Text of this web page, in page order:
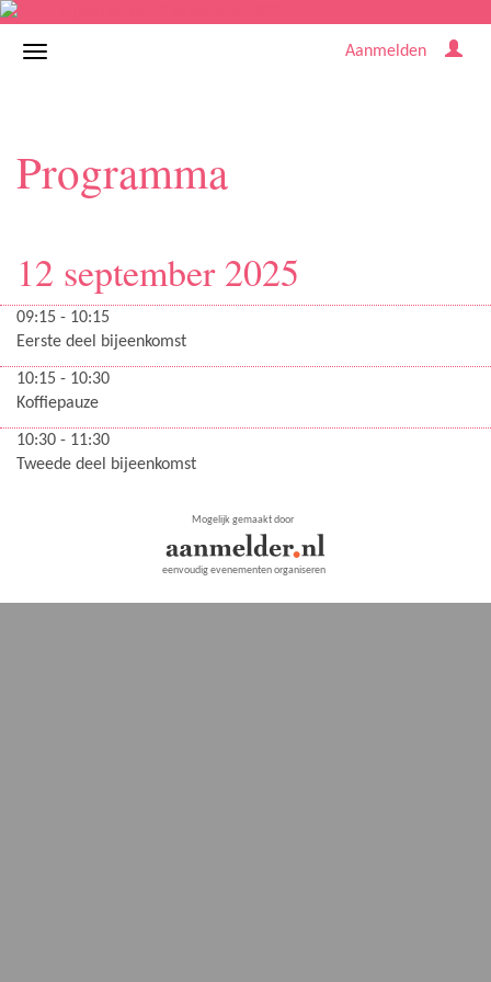
Aanmelden
Programma
12 september 2025
09:15 - 10:15
Eerste deel bijeenkomst
10:15 - 10:30
Koffiepauze
10:30 - 11:30
Tweede deel bijeenkomst
Mogelijk gemaakt door
eenvoudig evenementen organiseren